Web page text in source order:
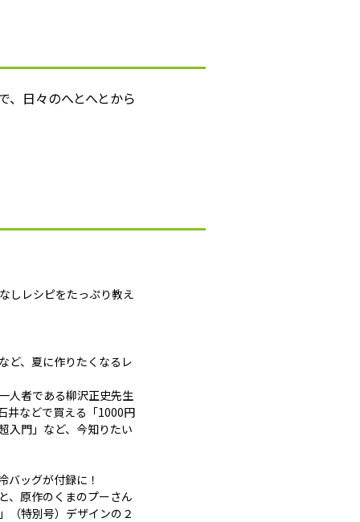
、日々のへとへとから
しレシピをたっぷり教え
ど、夏に作りたくなるレ
人者である柳沢正史先生
井などで買える「1000円
入門」など、今知りたい
バッグが付録に！
、原作のくまのプーさん
（特別号）デザインの２